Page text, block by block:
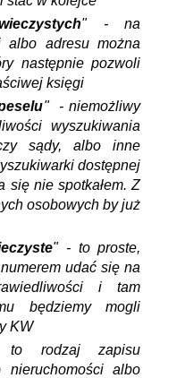
" - na
albo adresu można
następnie pozwoli
księgi
" - niemożliwy
wyszukiwania
sądy, albo inne
dostępnej
się nie spotkałem. Z
osobowych by już
" - to proste,
udać się na
i tam
będziemy mogli
KW
rodzaj zapisu
nieruchomości albo